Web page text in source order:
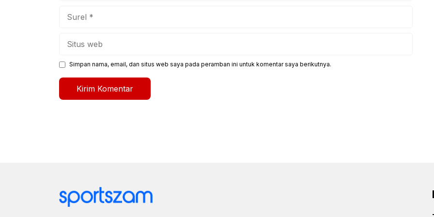
Simpan nama, email, dan situs web saya pada peramban ini untuk komentar saya berikutnya.